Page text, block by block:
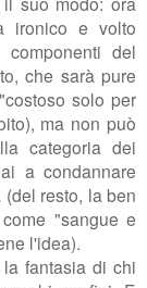
ironico e volto
del
che sarà pure
solo per
ma non può
categoria dei
a condannare
resto, la ben
"sangue e
l'idea).
la fantasia di chi